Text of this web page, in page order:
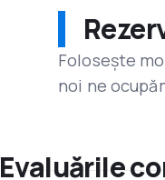
Folosește
noi ne
Evaluările